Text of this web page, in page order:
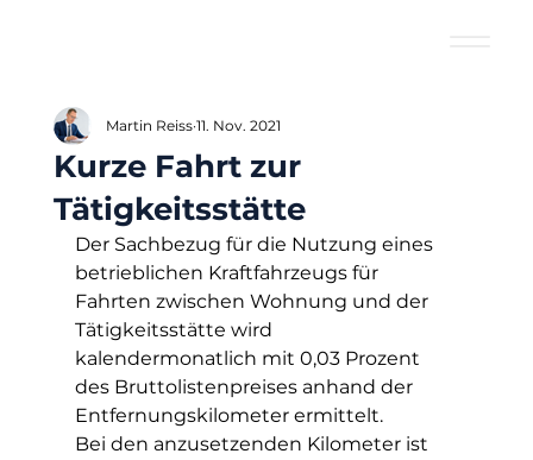
Kurze Fahrt zur
Tätigkeitsstätte
Martin Reiss 11. Nov. 2021
Der Sachbezug für die Nutzung eines
betrieblichen Kraftfahrzeugs für
Fahrten zwischen Wohnung und der
Tätigkeitsstätte wird
kalendermonatlich mit 0,03 Prozent
des Bruttolistenpreises anhand der
Entfernungskilometer ermittelt.
Bei den anzusetzenden Kilometer ist